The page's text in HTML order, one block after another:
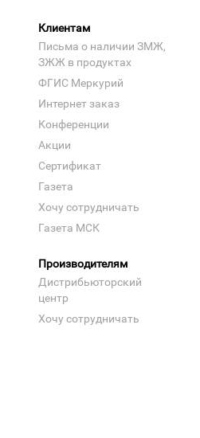
Клиентам
Письма о наличии ЗМЖ,
ЗЖЖ в продуктах
ФГИС Меркурий
Интернет заказ
Конференции
Акции
Сертификат
Газета
Хочу сотрудничать
Газета МСК
Производителям
Дистрибьюторский
центр
Хочу сотрудничать